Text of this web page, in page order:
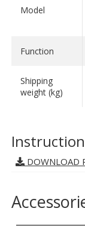
Model
Function
Shipping
weight (kg)
DOWNLOAD